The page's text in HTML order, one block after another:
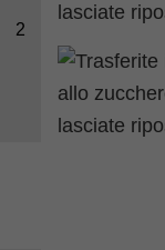
2
lasciate